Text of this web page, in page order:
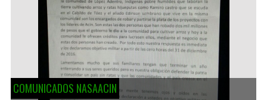
COMUNICADOS NASAACIN